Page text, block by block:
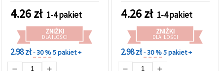
Vintage, 20 g ±320 szt.
4.26zł 1-4 pakiet
ZNIŻKI
DLA ILOŚCI
2.98 zł- 30 %5 pakiet +
(±320 szt.)
4.26zł 1-4 pakiet
ZNIŻKI
DLA ILOŚCI
2.98 zł- 30 %5 pakiet +